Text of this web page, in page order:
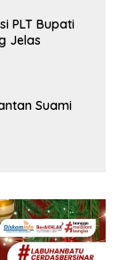
PLT Bupati
Jelas
Suami